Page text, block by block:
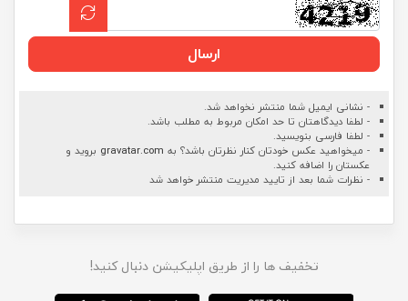
ارسال
- نشانی ایمیل شما منتشر نخواهد شد.
- لطفا دیدگاهتان تا حد امکان مربوط به مطلب باشد.
- لطفا فارسی بنویسید.
- میخواهید عکس خودتان کنار نظرتان باشد؟ به gravatar.com بروید و
عکستان را اضافه کنید.
- نظرات شما بعد از تایید مدیریت منتشر خواهد شد
تخفیف ها را از طریق اپلیکیشن دنبال کنید!